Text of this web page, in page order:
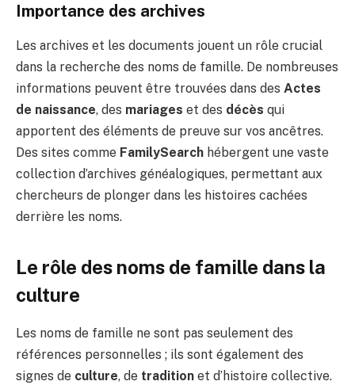
Importance des archives
Les archives et les documents jouent un rôle crucial
dans la recherche des noms de famille. De nombreuses
informations peuvent être trouvées dans des Actes
de naissance, des mariages et des décès qui
apportent des éléments de preuve sur vos ancêtres.
Des sites comme FamilySearch hébergent une vaste
collection d’archives généalogiques, permettant aux
chercheurs de plonger dans les histoires cachées
derrière les noms.
Le rôle des noms de famille dans la
culture
Les noms de famille ne sont pas seulement des
références personnelles ; ils sont également des
signes de culture, de tradition et d’histoire collective.